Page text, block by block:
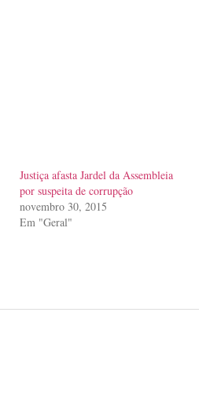
Justiça afasta Jardel da Assembleia
por suspeita de corrupção
novembro 30, 2015
Em "Geral"